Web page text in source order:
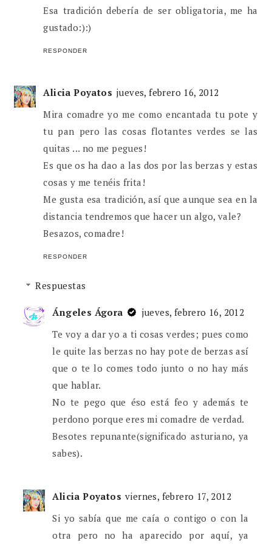
Esa tradición debería de ser obligatoria, me ha
gustado:):)
RESPONDER
Alicia Poyatos jueves, febrero 16, 2012
Mira comadre yo me como encantada tu pote y
tu pan pero las cosas flotantes verdes se las
quitas ... no me pegues!
Es que os ha dao a las dos por las berzas y estas
cosas y me tenéis frita!
Me gusta esa tradición, así que aunque sea en la
distancia tendremos que hacer un algo, vale?
Besazos, comadre!
RESPONDER
Respuestas
Ángeles Ágora
jueves, febrero 16, 2012
Te voy a dar yo a ti cosas verdes; pues como
le quite las berzas no hay pote de berzas así
que o te lo comes todo junto o no hay más
que hablar.
No te pego que éso está feo y además te
perdono porque eres mi comadre de verdad.
Besotes repunante(significado asturiano, ya
sabes).
Alicia Poyatos viernes, febrero 17, 2012
Si yo sabía que me caía o contigo o con la
otra pero no ha aparecido por aquí, ya